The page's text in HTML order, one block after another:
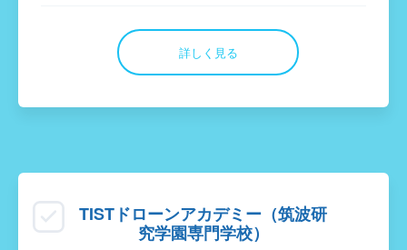
詳しく見る
TISTドローンアカデミー（筑波研
究学園専門学校）